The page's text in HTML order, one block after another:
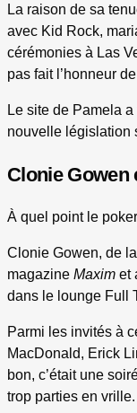
La raison de sa
avec Kid Rock,
cérémonies à Las
pas fait l’honneur
Le site de Pamela
nouvelle législation
Clonie Gowen
À quel point le
Clonie Gowen, de
magazine Maxim et
dans le lounge Full
Parmi les invités à
MacDonald, Erick
bon, c’était une
trop parties en vrille.